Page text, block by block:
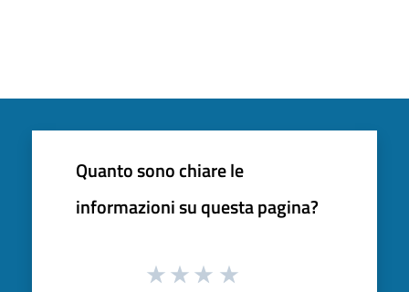
Quanto sono chiare le
informazioni su questa pagina?